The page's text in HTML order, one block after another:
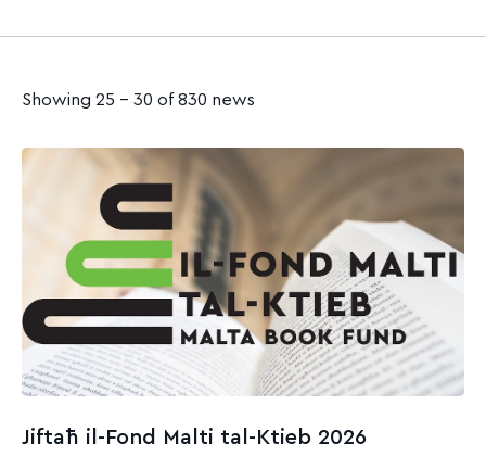
Showing 25 - 30 of 830 news
Jiftaħ il-Fond Malti tal-Ktieb 2026